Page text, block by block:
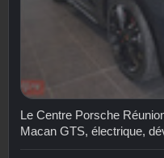
Le Centre Porsche
Macan GTS, électrique,